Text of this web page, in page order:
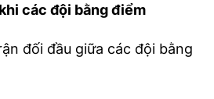
các đội bằng điểm
đối đầu giữa các đội bằng